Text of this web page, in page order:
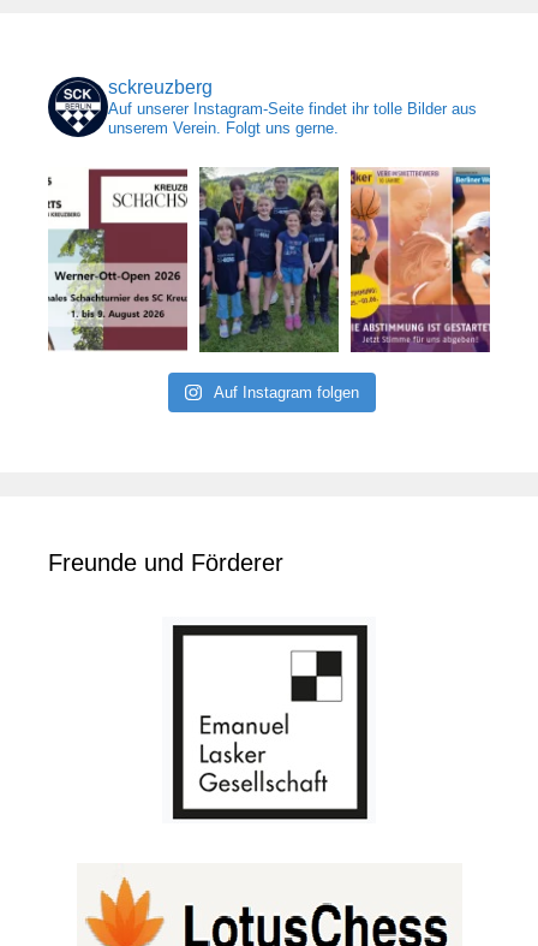
sckreuzberg
Auf unserer Instagram-Seite findet ihr tolle Bilder aus
unserem Verein. Folgt uns gerne.
Auf Instagram folgen
Freunde und Förderer